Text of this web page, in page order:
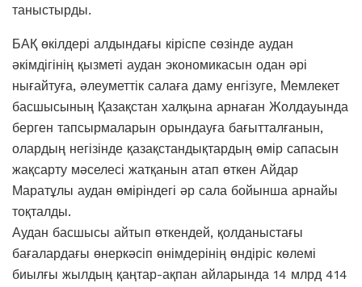
таныстырды.
БАҚ өкілдері алдындағы кіріспе сөзінде аудан
әкімдігінің қызметі аудан экономикасын одан әрі
нығайтуға, әлеуметтік салаға даму енгізуге, Мемлекет
басшысының Қазақстан халқына арнаған Жолдауында
берген тапсырмаларын орындауға бағытталғанын,
олардың негізінде қазақстандықтардың өмір сапасын
жақсарту мәселесі жатқанын атап өткен Айдар
Маратұлы аудан өміріндегі әр сала бойынша арнайы
тоқталды.
Аудан басшысы айтып өткендей, қолданыстағы
бағалардағы өнеркәсіп өнімдерінің өндіріс көлемі
биылғы жылдың қаңтар-ақпан айларында 14 млрд 414